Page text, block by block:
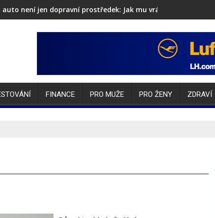
auto není jen dopravní prostředek: Jak mu vrátit lesk i
nonstop na účet je připravena pro české domácnosti
FINANCE PRO MUŽE PRO ŽENY ZDRAVÍ